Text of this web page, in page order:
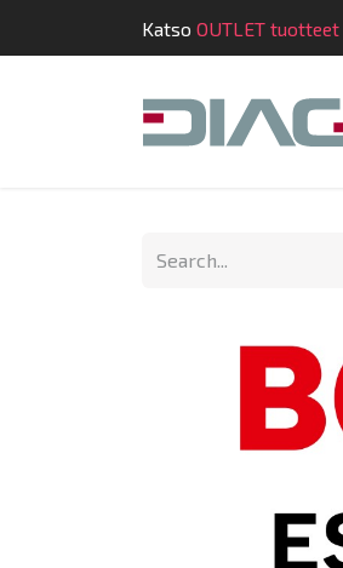
Katso OUTLET tuotteet